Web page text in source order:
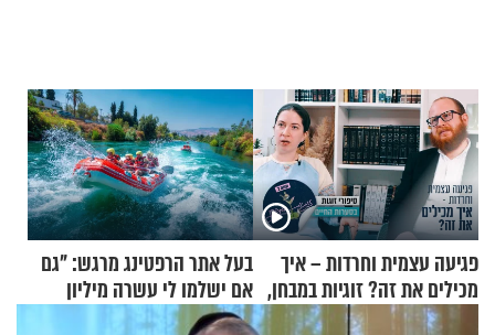
פגיעה עצמית וחרדות – איך
מכילים את זה? זוגיות במבחן,
הפעם עם יהודית ואלתר כהן
בעל אתר הרפטינג מרגש: "גם
אם ישלמו לי עשרה מיליון
שקלים - לא אפתח בשבת"